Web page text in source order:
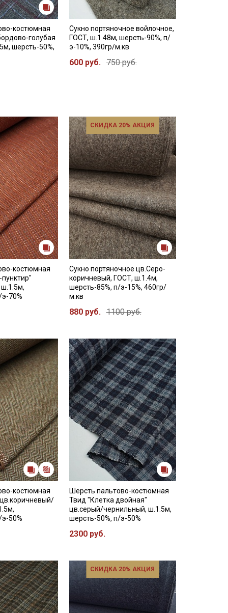
костюмная
голубая
шерсть-50%,
Сукно портяночное войлочное,
ГОСТ, ш.1.48м, шерсть-90%, п/
э-10%, 390гр/м.кв
600 руб. 750 руб.
костюмная
70%
СКИДКА 20% АКЦИЯ
Сукно портяночное цв.Серо-
коричневый, ГОСТ, ш.1.4м,
шерсть-85%, п/э-15%, 460гр/
м.кв
880 руб. 1100 руб.
костюмная
50%
Шерсть пальтово-костюмная
Твид "Клетка двойная"
цв.серый/чернильный, ш.1.5м,
шерсть-50%, п/э-50%
2300 руб.
СКИДКА 20% АКЦИЯ